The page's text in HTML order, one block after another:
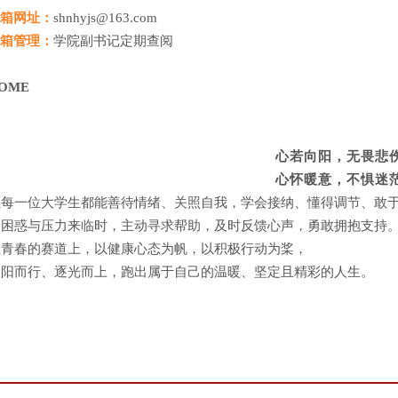
网址：shnhyjs@163.com
管理：学院副书记定期查阅
心若向阳，无畏悲
心怀暖意，不惧迷
一位大学生都能善待情绪、关照自我，学会接纳、懂得调节、敢于
惑与压力来临时，主动寻求帮助，及时反馈心声，勇敢拥抱支持。
春的赛道上，以健康心态为帆，以积极行动为桨，
而行、逐光而上，跑出属于自己的温暖、坚定且精彩的人生。